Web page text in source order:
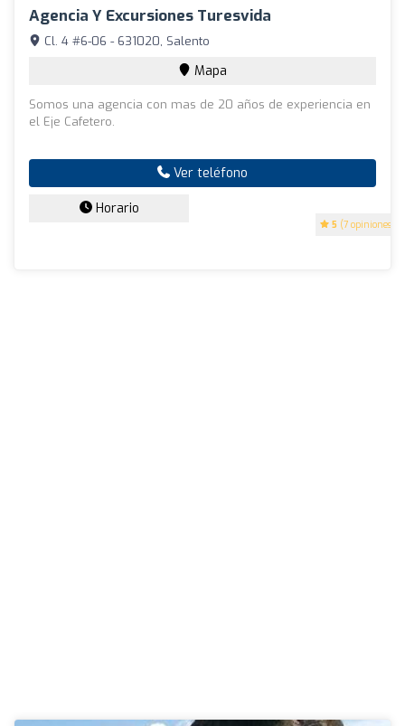
Agencia Y Excursiones Turesvida
5 (7 opiniones)
Cl. 4 #6-06 - 631020, Salento
Mapa
Somos una agencia con mas de 20 años de experiencia en
el Eje Cafetero.
Ver teléfono
Horario